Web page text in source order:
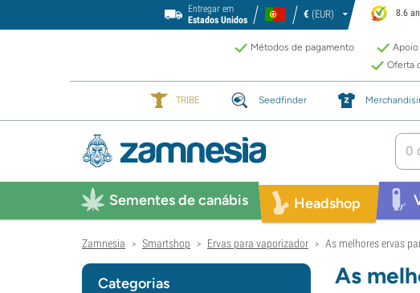
Entregar em
Estados Unidos
€ (EUR) 8.6
Métodos de pagamento Apoio
Oferta
TRIBE Seedfinder
Sementes de canábis Headshop
Zamnesia > Smartshop > Ervas para vaporizador > As melhores ervas
As
Categorias